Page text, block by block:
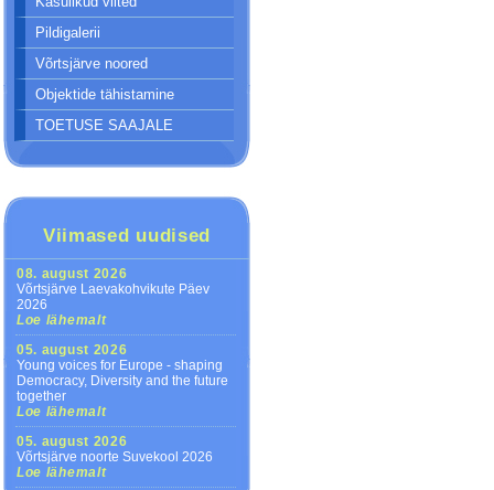
Pildigalerii
Võrtsjärve noored
Objektide tähistamine
TOETUSE SAAJALE
Viimased uudised
08. august 2026
Võrtsjärve Laevakohvikute Päev
2026
Loe lähemalt
05. august 2026
Young voices for Europe - shaping
Democracy, Diversity and the future
together
Loe lähemalt
05. august 2026
Võrtsjärve noorte Suvekool 2026
Loe lähemalt